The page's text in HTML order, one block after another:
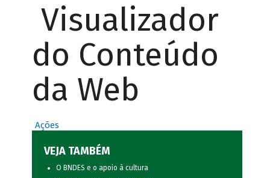
Visualizador
do Conteúdo
da Web
Ações
VEJA TAMBÉM
O BNDES e o apoio à cultura